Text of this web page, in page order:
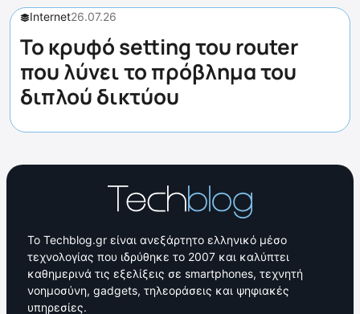
Internet26.07.26
Το κρυφό setting του router
που λύνει το πρόβλημα του
διπλού δικτύου
Το Techblog.gr είναι ανεξάρτητο ελληνικό μέσο
τεχνολογίας που ιδρύθηκε το 2007 και καλύπτει
καθημερινά τις εξελίξεις σε smartphones, τεχνητή
νοημοσύνη, gadgets, τηλεοράσεις και ψηφιακές
υπηρεσίες.